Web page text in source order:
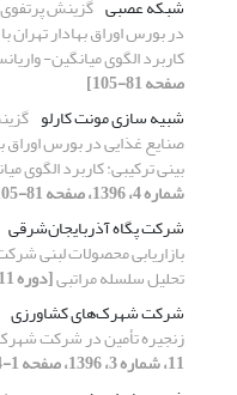
شبکه عصبی گزینش
در بورس اوراق بهادار تهران
کاربرد الگوی میانگین-
صفحه 81-105]
شبیه سازی مونت کارلو
صنایع غذایی در بورس اوراق
بینی ترکیبی: کاربرد الگوی
شماره 4، 1396، صفحه 81-105]
شرکت پگاه آذربایجان‌شرقی
بازاریابی محصولات لبنی
تحلیل سلسله مراتبی[دوره 11، شماره 4، 1396، صفحه 1-19]
شرکت شهرک‌های کشاورزی
زنجیره تأمین در شرکت
11، شماره 3، 1396، صفحه 1-24]